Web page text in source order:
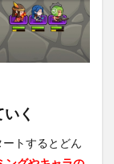
く
トするとどん